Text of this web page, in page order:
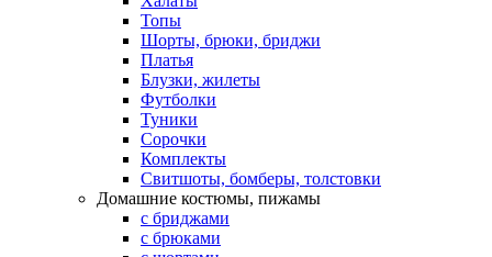
Топы
Шорты, брюки, бриджи
Платья
Блузки, жилеты
Футболки
Туники
Сорочки
Комплекты
Свитшоты, бомберы, толстовки
Домашние костюмы, пижамы
с бриджами
с брюками